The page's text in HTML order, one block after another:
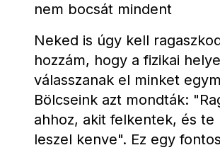
nem bocsát mindent
Neked is úgy kell
hozzám, hogy a fizikai
válasszanak el minket
Bölcseink azt mondták:
ahhoz, akit felkentek, és te
leszel kenve". Ez egy